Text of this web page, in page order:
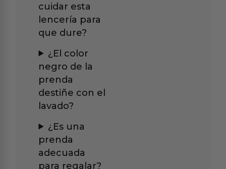
cuidar esta
lencería para
que dure?
¿El color
negro de la
prenda
destiñe con el
lavado?
¿Es una
prenda
adecuada
para regalar?